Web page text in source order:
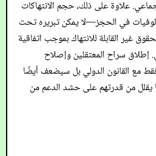
علاوة على ذلك، حجم الانتهاكات
في الحجز—لا يمكن تبريره تحت
غير القابلة للانتهاك بموجب اتفاقية
إطلاق سراح المعتقلين وإصلاح
مع القانون الدولي بل سيضعف أيضًا
من قدرتهم على حشد الدعم من